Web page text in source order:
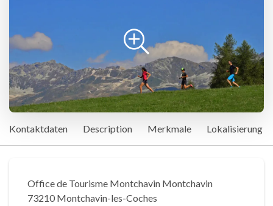
Kontaktdaten Description Merkmale Lokalisierung
Office de Tourisme Montchavin Montchavin
73210 Montchavin-les-Coches